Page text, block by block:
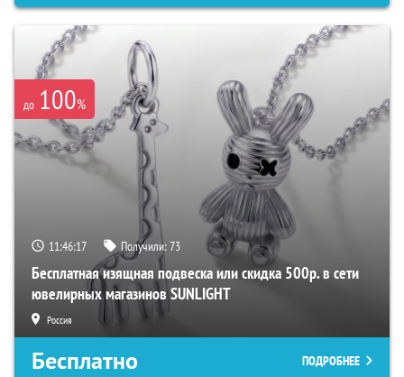
до 100%
11:46:17 Получили:73
Бесплатная изящная подвеска или скидка 500р. в сети
ювелирных магазинов SUNLIGHT
Россия
Бесплатно ПОДРОБНЕЕ